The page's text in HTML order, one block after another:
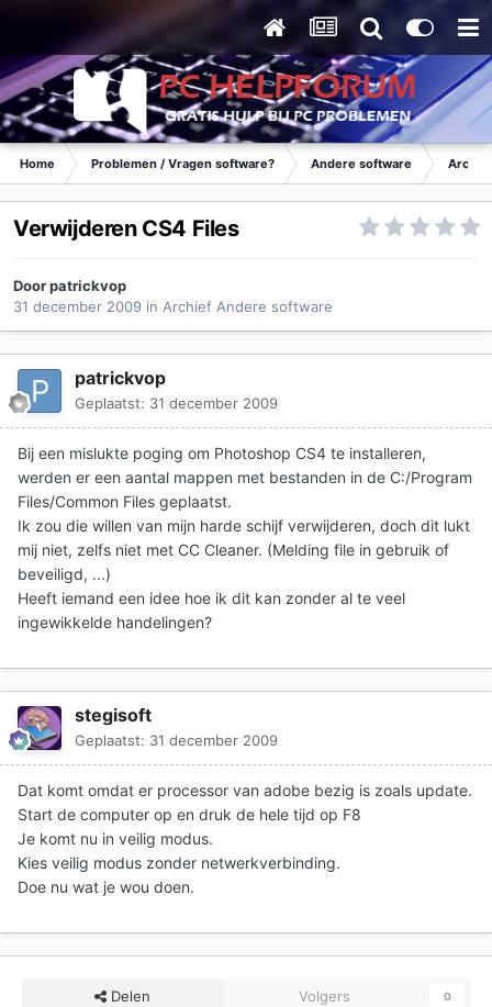
Home Problemen / Vragen software? Andere software
Verwijderen CS4 Files
Doorpatrickvop
31 december 2009 in Archief Andere software
patrickvop
Geplaatst: 31 december 2009
Bij een mislukte poging om Photoshop CS4 te installeren,
werden er een aantal mappen met bestanden in de C:/Program
Files/Common Files geplaatst.
Ik zou die willen van mijn harde schijf verwijderen, doch dit lukt
mij niet, zelfs niet met CC Cleaner. (Melding file in gebruik of
beveiligd, ...)
Heeft iemand een idee hoe ik dit kan zonder al te veel
ingewikkelde handelingen?
stegisoft
Geplaatst: 31 december 2009
Dat komt omdat er processor van adobe bezig is zoals update.
Start de computer op en druk de hele tijd op F8
Je komt nu in veilig modus.
Kies veilig modus zonder netwerkverbinding.
Doe nu wat je wou doen.
Delen Volgers 0